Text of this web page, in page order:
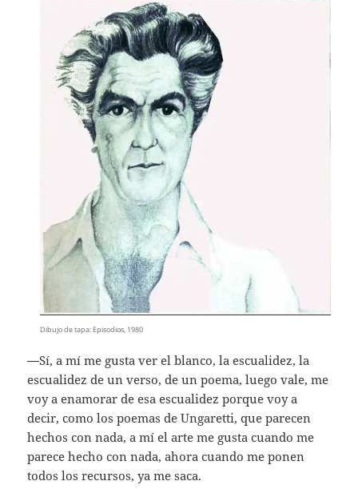
Dibujo de tapa: Episodios, 1980
—Sí, a mí me gusta ver el blanco, la escualidez, la
escualidez de un verso, de un poema, luego vale, me
voy a enamorar de esa escualidez porque voy a
decir, como los poemas de Ungaretti, que parecen
hechos con nada, a mí el arte me gusta cuando me
parece hecho con nada, ahora cuando me ponen
todos los recursos, ya me saca.